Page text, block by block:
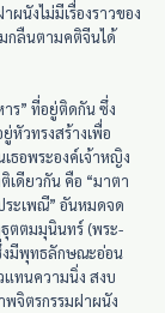
ผนังไม่มีเรื่องราวของ
กลืนตามคติจีนได้
ร” ที่อยู่ติดกัน ซึ่ง
หัวทรงสร้างเพื่อ
ธอพระองค์เจ้าหญิง
เดียวกัน คือ “มาตา
ะเพณี” อันหมดจด
ตตมมุนินทร์ (พระ-
มีพุทธลักษณะอ่อน
แทนความนิ่ง สงบ
จิตรกรรมฝาผนัง